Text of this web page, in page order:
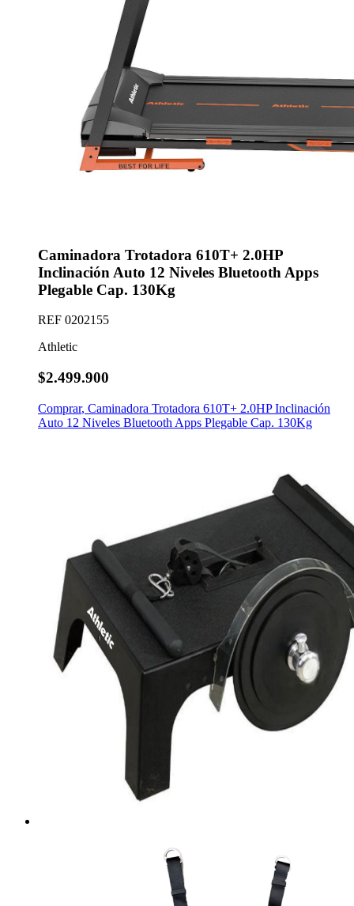
Caminadora Trotadora 610T+ 2.0HP
Inclinación Auto 12 Niveles Bluetooth Apps
Plegable Cap. 130Kg
REF 0202155
Athletic
$2.499.900
Comprar, Caminadora Trotadora 610T+ 2.0HP Inclinación
Auto 12 Niveles Bluetooth Apps Plegable Cap. 130Kg